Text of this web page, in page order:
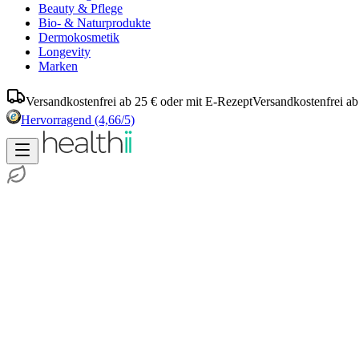
Beauty & Pflege
Bio- & Naturprodukte
Dermokosmetik
Longevity
Marken
Versandkostenfrei ab 25 € oder mit E-RezeptVersandkostenfrei
Hervorragend (4,66/5)